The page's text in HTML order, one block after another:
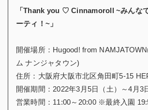
「Thank you ♡ Cinnamoroll ~みんな
ーティ！~」
開催場所：Hugood! from
ム ナンジャタウン)
住所：大阪府大阪市北区角田町5-15
開催期間：2022年3月5日（土）～4月3
営業時間：11:00～20:00 ※最終入園